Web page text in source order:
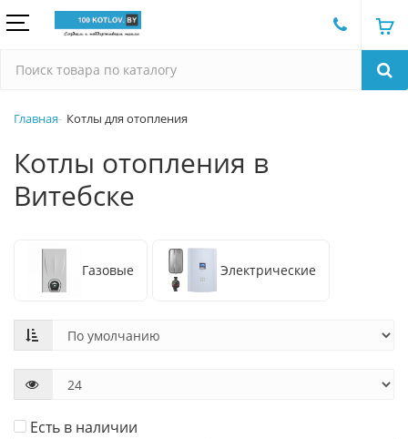
Главная Котлы для отопления
Котлы отопления в
Витебске
Газовые Электрические
Есть в наличии